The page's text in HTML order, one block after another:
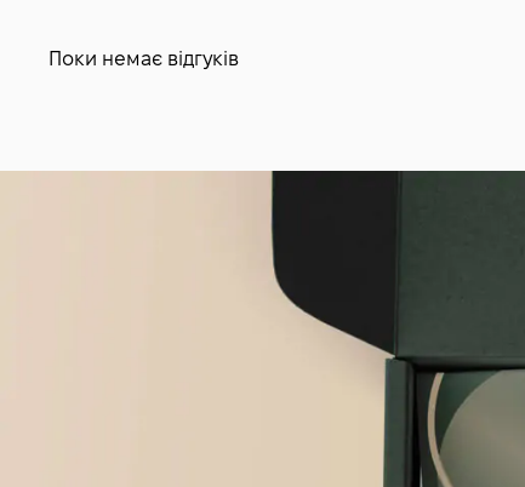
Поки немає відгуків